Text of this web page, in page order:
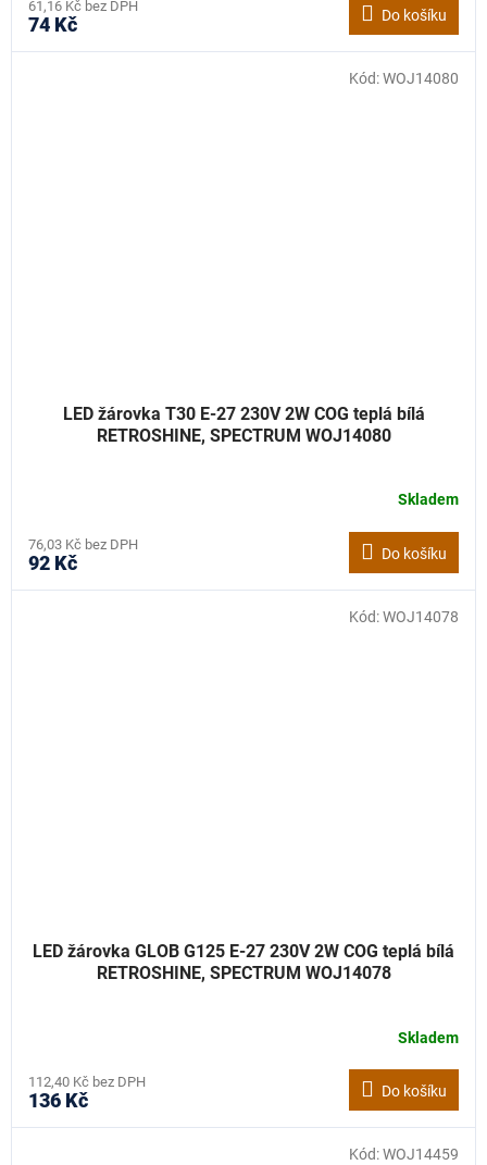
61,16 Kč bez DPH
74 Kč Do košíku
LED žárovka T30 E-27 230V 2W COG teplá bílá
RETROSHINE, SPECTRUM WOJ14080
Skladem
76,03 Kč bez DPH
92 Kč Do košíku
Kód:WOJ14080
LED žárovka GLOB G125 E-27 230V 2W COG teplá bílá
RETROSHINE, SPECTRUM WOJ14078
Skladem
112,40 Kč bez DPH
136 Kč Do košíku
Kód:WOJ14078
Kód:WOJ14459